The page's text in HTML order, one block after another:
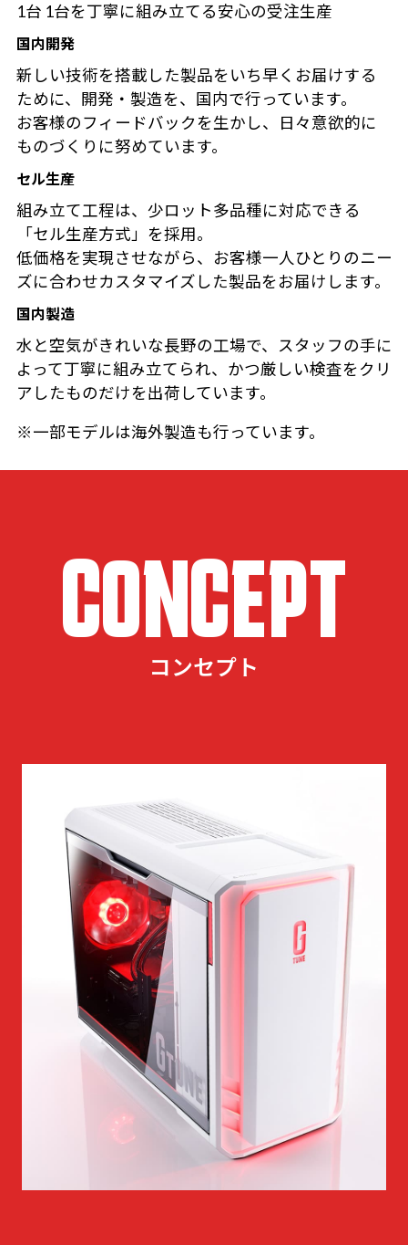
1台 1台を丁寧に組み立てる安心の受注生産
国内開発
新しい技術を搭載した製品をいち早くお届けする
ために、開発・製造を、国内で行っています。
お客様のフィードバックを生かし、日々意欲的に
ものづくりに努めています。
セル生産
組み立て工程は、少ロット多品種に対応できる
「セル生産方式」を採用。
低価格を実現させながら、お客様一人ひとりのニー
ズに合わせカスタマイズした製品をお届けします。
国内製造
水と空気がきれいな長野の工場で、スタッフの手に
よって丁寧に組み立てられ、かつ厳しい検査をクリ
アしたものだけを出荷しています。
※一部モデルは海外製造も行っています。
CONCEPT
コンセプト